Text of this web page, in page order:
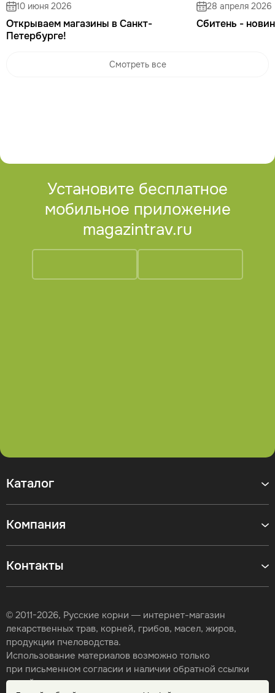
10 июня 2026
Открываем магазины в Санкт-
Петербурге!
28 апреля 2026
Сбитень -
Смотреть все
Установите бесплатное
мобильное приложение
magazintrav.ru
Контакты
Каталог
Компания
© 2011-2026, Русские корни — интернет-магазин
лекарственных трав, корней, грибов, масел, жиров,
продукции пчеловодства.
Использование материалов возможно только
при письменном согласии и наличии обратной ссылки
на сайт.